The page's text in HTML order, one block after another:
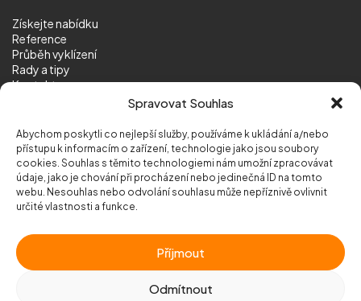
Spravovat Souhlas
Abychom poskytli co nejlepší služby, používáme k ukládání a/nebo
přístupu k informacím o zařízení, technologie jako jsou soubory
cookies. Souhlas s těmito technologiemi nám umožní zpracovávat
údaje, jako je chování při procházení nebo jedinečná ID na tomto
webu. Nesouhlas nebo odvolání souhlasu může nepříznivě ovlivnit
určité vlastnosti a funkce.
Příjmout
Odmítnout
Získejte nabídku
Reference
Průběh vyklízení
Rady a tipy
Kontakt
© 2026 Vyklizeni.cz (mapa stránek)
Chráněno služboureCAPTCHA